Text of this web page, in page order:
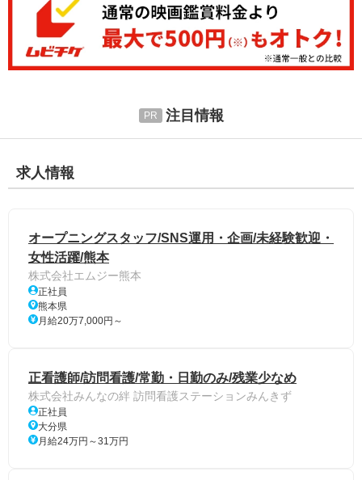
注目情報
求人情報
オープニングスタッフ/SNS運用・企画/未経験歓迎・
女性活躍/熊本
株式会社エムジー熊本
正社員
熊本県
月給20万7,000円～
正看護師/訪問看護/常勤・日勤のみ/残業少なめ
株式会社みんなの絆 訪問看護ステーションみんきず
正社員
大分県
月給24万円～31万円